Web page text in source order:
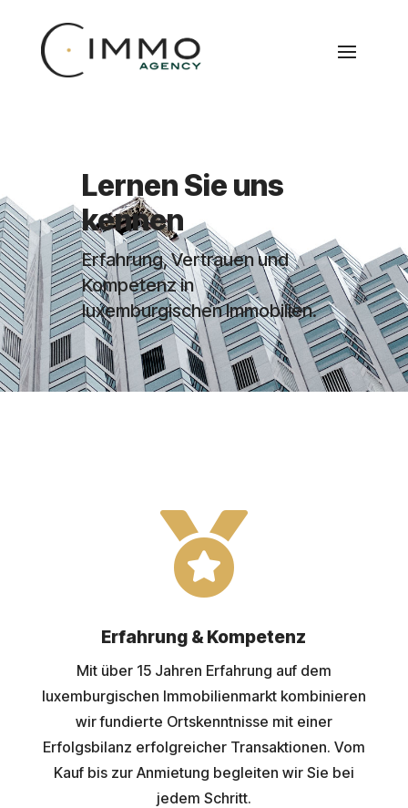
Lernen Sie uns
kennen
Erfahrung, Vertrauen und
Kompetenz in
luxemburgischen Immobilien.

Erfahrung & Kompetenz
Mit über 15 Jahren Erfahrung auf dem
luxemburgischen Immobilienmarkt kombinieren
wir fundierte Ortskenntnisse mit einer
Erfolgsbilanz erfolgreicher Transaktionen. Vom
Kauf bis zur Anmietung begleiten wir Sie bei
jedem Schritt.